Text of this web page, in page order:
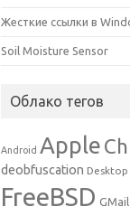
Жесткие ссылки в
Soil Moisture Sensor
Облако тегов
Android Apple
deobfuscation Desktop
FreeBSD GMail